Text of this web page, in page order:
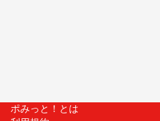
ポみっと！とは